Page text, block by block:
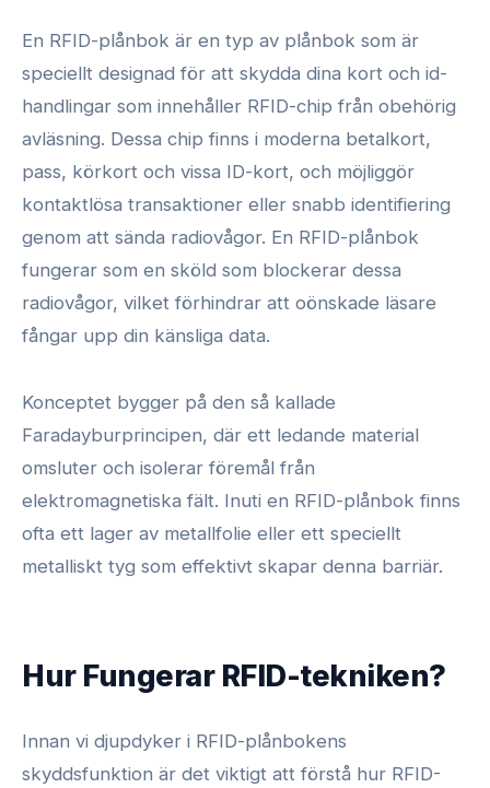
En RFID-plånbok är en typ av plånbok som är
speciellt designad för att skydda dina kort och id-
handlingar som innehåller RFID-chip från obehörig
avläsning. Dessa chip finns i moderna betalkort,
pass, körkort och vissa ID-kort, och möjliggör
kontaktlösa transaktioner eller snabb identifiering
genom att sända radiovågor. En RFID-plånbok
fungerar som en sköld som blockerar dessa
radiovågor, vilket förhindrar att oönskade läsare
fångar upp din känsliga data.
Konceptet bygger på den så kallade
Faradayburprincipen, där ett ledande material
omsluter och isolerar föremål från
elektromagnetiska fält. Inuti en RFID-plånbok finns
ofta ett lager av metallfolie eller ett speciellt
metalliskt tyg som effektivt skapar denna barriär.
Hur Fungerar RFID-tekniken?
Innan vi djupdyker i RFID-plånbokens
skyddsfunktion är det viktigt att förstå hur RFID-